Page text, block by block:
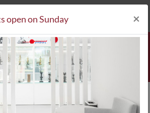
Collection Points
open on Sunday ×